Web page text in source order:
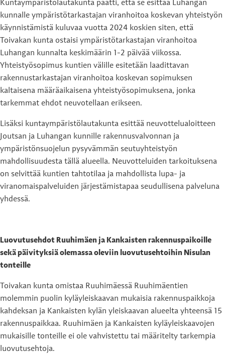
Kuntaympäristölautakunta päätti, että se esittää Luhangan
kunnalle ympäristötarkastajan viranhoitoa koskevan yhteistyön
käynnistämistä kuluvaa vuotta 2024 koskien siten, että
Toivakan kunta ostaisi ympäristötarkastajan viranhoitoa
Luhangan kunnalta keskimäärin 1-2 päivää viikossa.
Yhteistyösopimus kuntien välille esitetään laadittavan
rakennustarkastajan viranhoitoa koskevan sopimuksen
kaltaisena määräaikaisena yhteistyösopimuksena, jonka
tarkemmat ehdot neuvotellaan erikseen.
Lisäksi kuntaympäristölautakunta esittää neuvottelualoitteen
Joutsan ja Luhangan kunnille rakennusvalvonnan ja
ympäristönsuojelun pysyvämmän seutuyhteistyön
mahdollisuudesta tällä alueella. Neuvotteluiden tarkoituksena
on selvittää kuntien tahtotilaa ja mahdollista lupa- ja
viranomaispalveluiden järjestämistapaa seudullisena palveluna
yhdessä.
Luovutusehdot Ruuhimäen ja Kankaisten rakennuspaikoille
sekä päivityksiä olemassa oleviin luovutusehtoihin Nisulan
tonteille
Toivakan kunta omistaa Ruuhimäessä Ruuhimäentien
molemmin puolin kyläyleiskaavan mukaisia rakennuspaikkoja
kahdeksan ja Kankaisten kylän yleiskaavan alueelta yhteensä 15
rakennuspaikkaa. Ruuhimäen ja Kankaisten kyläyleiskaavojen
mukaisille tonteille ei ole vahvistettu tai määritelty tarkempia
luovutusehtoja.